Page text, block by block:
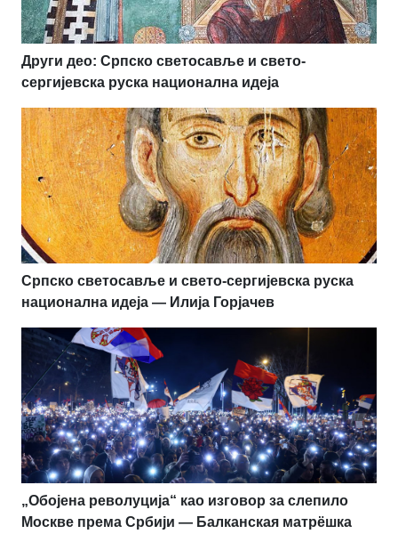
Други део: Српско светосавље и свето-
сергијевска руска национална идеја
Српско светосавље и свето-сергијевска руска
национална идеја — Илија Горјачев
„Обојена револуција“ као изговор за слепило
Москве према Србији — Балканская матрёшка